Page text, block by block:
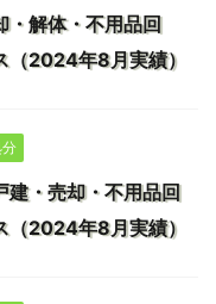
・解体・不用品回
（2024年8月実績）
建・売却・不用品回
（2024年8月実績）